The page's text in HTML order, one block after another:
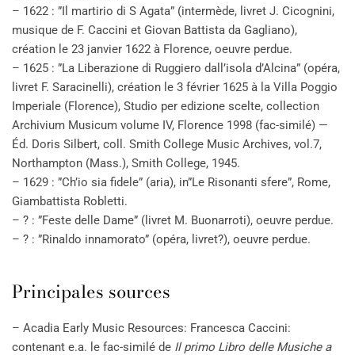
– 1622 : ”Il martirio di S Agata” (intermède, livret J. Cicognini,
musique de F. Caccini et Giovan Battista da Gagliano),
création le 23 janvier 1622 à Florence, oeuvre perdue.
– 1625 : ”La Liberazione di Ruggiero dall’isola d’Alcina” (opéra,
livret F. Saracinelli), création le 3 février 1625 à la Villa Poggio
Imperiale (Florence), Studio per edizione scelte, collection
Archivium Musicum volume IV, Florence 1998 (fac-similé) —
Éd. Doris Silbert, coll. Smith College Music Archives, vol.7,
Northampton (Mass.), Smith College, 1945.
– 1629 : ”Ch’io sia fidele” (aria), in”Le Risonanti sfere”, Rome,
Giambattista Robletti.
– ? : ”Feste delle Dame” (livret M. Buonarroti), oeuvre perdue.
– ? : ”Rinaldo innamorato” (opéra, livret?), oeuvre perdue.
Principales sources
– Acadia Early Music Resources: Francesca Caccini:
contenant e.a. le fac-similé de Il primo Libro delle Musiche a